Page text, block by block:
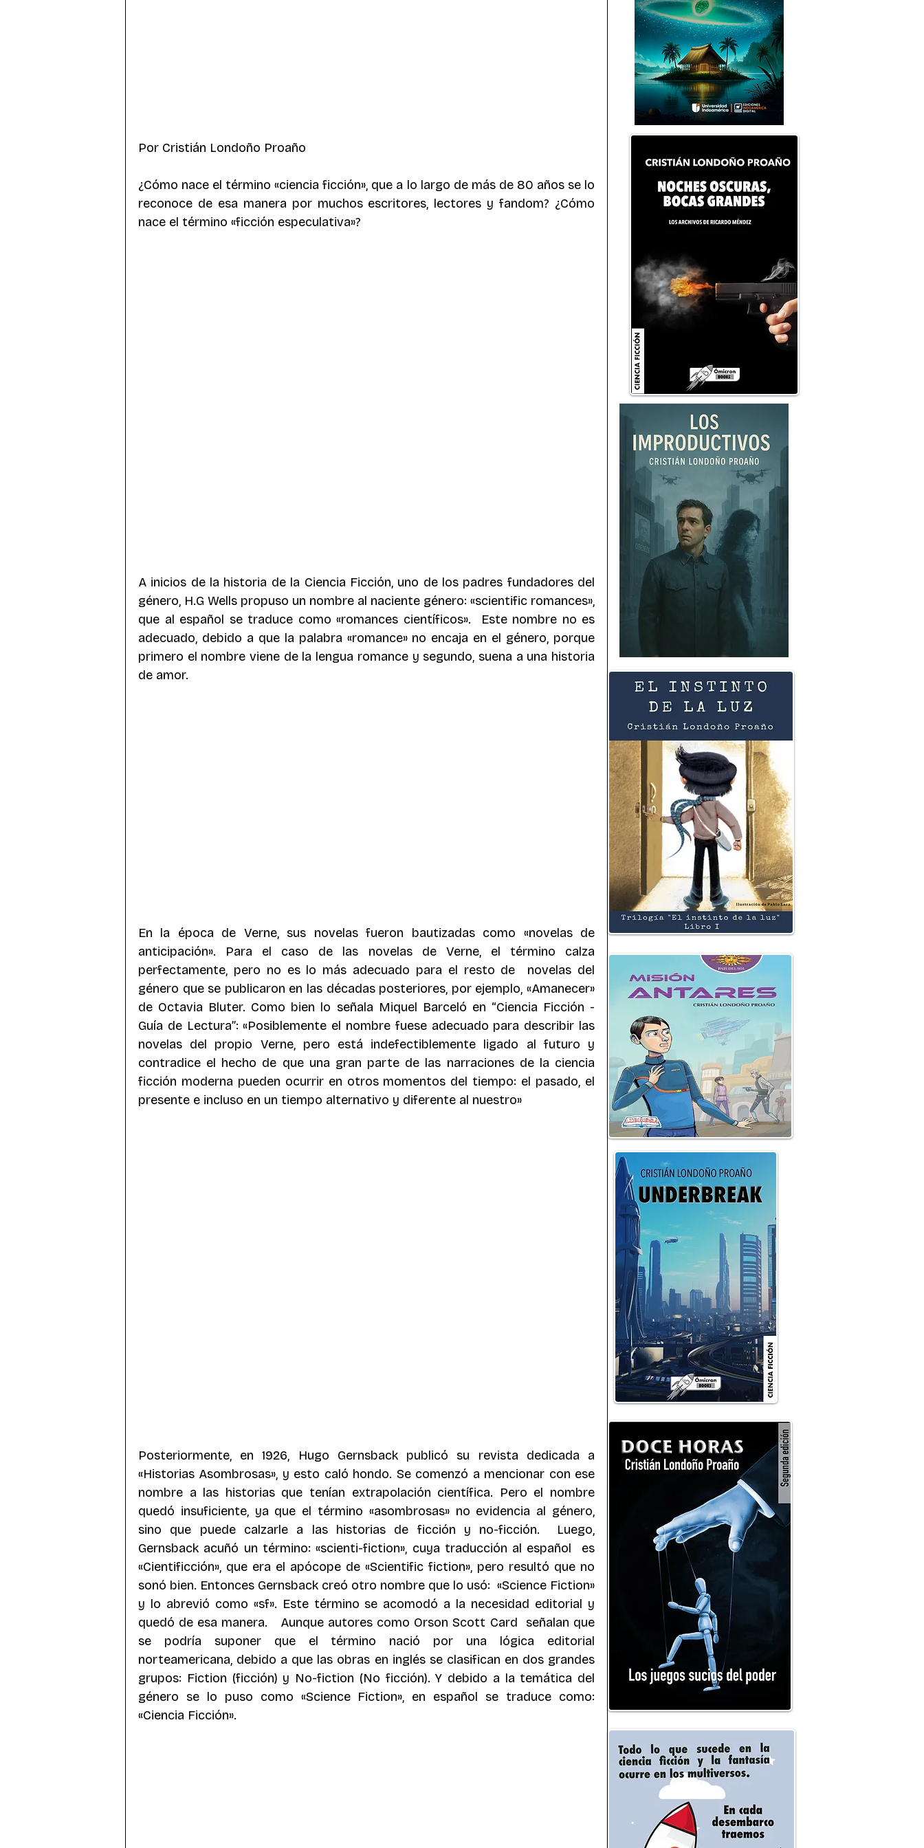
Por Cristián Londoño Proaño
¿Cómo nace el término «ciencia ficción», que a lo largo de más de 80 años se lo
reconoce de esa manera por muchos escritores, lectores y fandom? ¿Cómo
nace el término «ficción especulativa»?
A inicios de la historia de la Ciencia Ficción, uno de los padres fundadores del
género, H.G Wells propuso un nombre al naciente género: «scientific romances»,
que al español se traduce como «romances científicos».  Este nombre no es
adecuado, debido a que la palabra «romance» no encaja en el género, porque
primero el nombre viene de la lengua romance y segundo, suena a una historia
de amor.
En la época de Verne, sus novelas fueron bautizadas como «novelas de
anticipación». Para el caso de las novelas de Verne, el término calza
perfectamente, pero no es lo más adecuado para el resto de  novelas del
género que se publicaron en las décadas posteriores, por ejemplo, «Amanecer»
de Octavia Bluter. Como bien lo señala Miquel Barceló en “Ciencia Ficción -
Guía de Lectura”: «Posiblemente el nombre fuese adecuado para describir las
novelas del propio Verne, pero está indefectiblemente ligado al futuro y
contradice el hecho de que una gran parte de las narraciones de la ciencia
ficción moderna pueden ocurrir en otros momentos del tiempo: el pasado, el
presente e incluso en un tiempo alternativo y diferente al nuestro»
Posteriormente, en 1926, Hugo Gernsback publicó su revista dedicada a
«Historias Asombrosas», y esto caló hondo. Se comenzó a mencionar con ese
nombre a las historias que tenían extrapolación científica. Pero el nombre
quedó insuficiente, ya que el término «asombrosas» no evidencia al género,
sino que puede calzarle a las historias de ficción y no-ficción.  Luego,
Gernsback acuñó un término: «scienti-fiction», cuya traducción al español  es
«Cientificción», que era el apócope de «Scientific fiction», pero resultó que no
sonó bien. Entonces Gernsback creó otro nombre que lo usó:  «Science Fiction»
y lo abrevió como «sf». Este término se acomodó a la necesidad editorial y
quedó de esa manera.   Aunque autores como Orson Scott Card  señalan que
se podría suponer que el término nació por una lógica editorial
norteamericana, debido a que las obras en inglés se clasifican en dos grandes
grupos: Fiction (ficción) y No-fiction (No ficción). Y debido a la temática del
género se lo puso como «Science Fiction», en español se traduce como:
«Ciencia Ficción».